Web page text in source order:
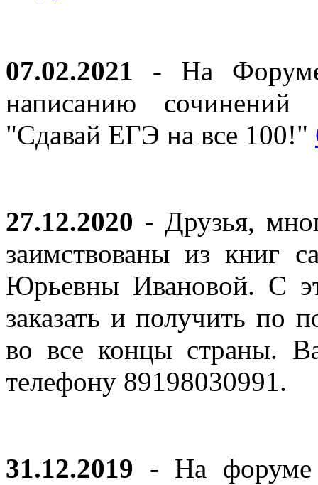
07.02.2021 - На
написанию
"Сдавай ЕГЭ на все 100!"
27.12.2020 - Друзья,
заимствованы из книг
Юрьевны Ивановой. С
заказать и получить по
во все концы страны.
телефону 89198030991.
31.12.2019 - На форуме